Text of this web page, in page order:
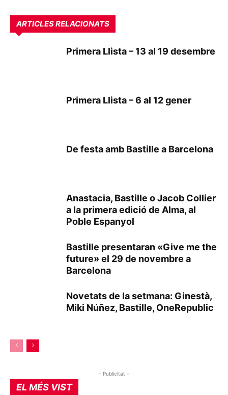
ARTICLES RELACIONATS
Primera Llista – 13 al 19 desembre
Primera Llista – 6 al 12 gener
De festa amb Bastille a Barcelona
Anastacia, Bastille o Jacob Collier
a la primera edició de Alma, al
Poble Espanyol
Bastille presentaran «Give me the
future» el 29 de novembre a
Barcelona
Novetats de la setmana: Ginestà,
Miki Núñez, Bastille, OneRepublic
- Publicitat -
EL MÉS VIST